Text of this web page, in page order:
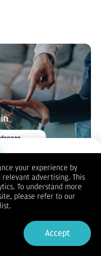
yang berfokus pada
waktu yang singkat,
Tujuan utama scalping
populer digunakan dalam
Broker
Sign in
your experience by
advertising. This
To understand more
please refer to our
Accept